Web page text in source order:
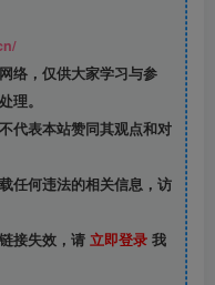
络，仅供大家学习与参
理。
代表本站赞同其观点和对
任何违法的相关信息，访
接失效，请 立即登录 我